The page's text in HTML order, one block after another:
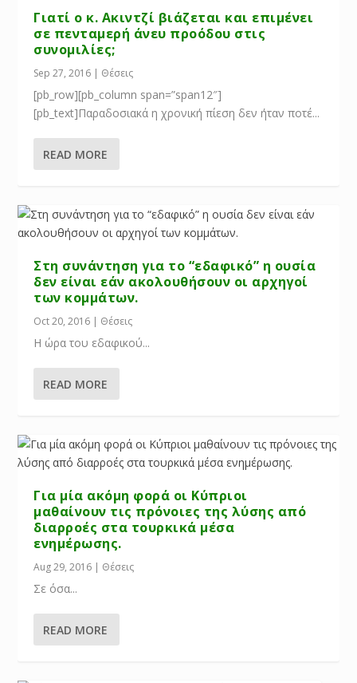
Γιατί ο κ. Ακιντζί βιάζεται και επιμένει
σε πενταμερή άνευ προόδου στις
συνομιλίες;
Sep 27, 2016 | Θέσεις
[pb_row][pb_column span=”span12″]
[pb_text]Παραδοσιακά η χρονική πίεση δεν ήταν ποτέ...
READ MORE
Στη συνάντηση για το “εδαφικό” η ουσία
δεν είναι εάν ακολουθήσουν οι αρχηγοί
των κομμάτων.
Oct 20, 2016 | Θέσεις
Η ώρα του εδαφικού...
READ MORE
Για μία ακόμη φορά οι Κύπριοι
μαθαίνουν τις πρόνοιες της λύσης από
διαρροές στα τουρκικά μέσα
ενημέρωσης.
Aug 29, 2016 | Θέσεις
Σε όσα...
READ MORE